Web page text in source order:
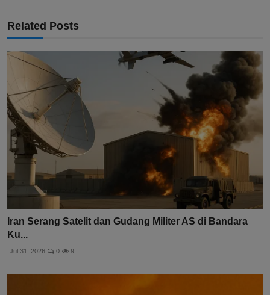
Related Posts
Iran Serang Satelit dan Gudang Militer AS di Bandara
Ku...
Jul 31, 2026 0 9